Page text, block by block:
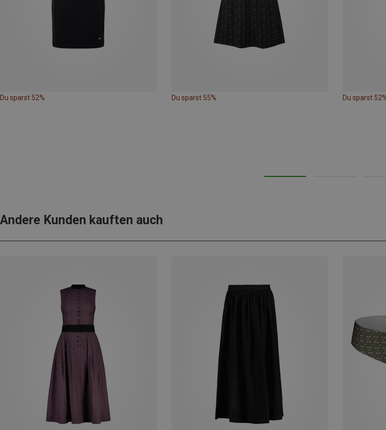
Du sparst 52% Du sparst 55% Du sparst
Andere Kunden kauften auch